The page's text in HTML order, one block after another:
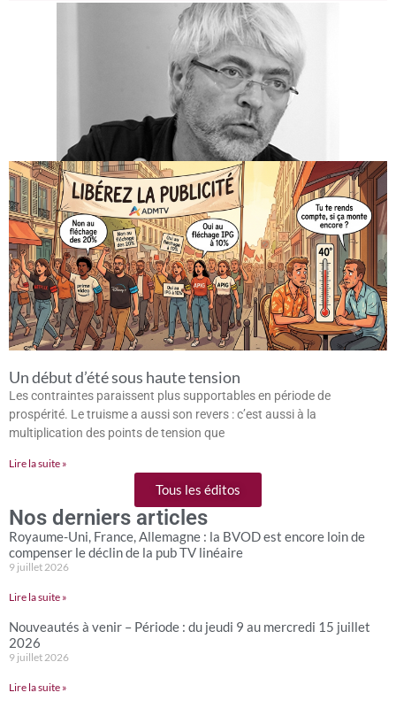
Un début d’été sous haute tension
Les contraintes paraissent plus supportables en période de
prospérité. Le truisme a aussi son revers : c’est aussi à la
multiplication des points de tension que
Lire la suite »
Tous les éditos
Nos derniers articles
Royaume-Uni, France, Allemagne : la BVOD est encore loin de
compenser le déclin de la pub TV linéaire
9 juillet 2026
Lire la suite »
Nouveautés à venir – Période : du jeudi 9 au mercredi 15 juillet
2026
9 juillet 2026
Lire la suite »